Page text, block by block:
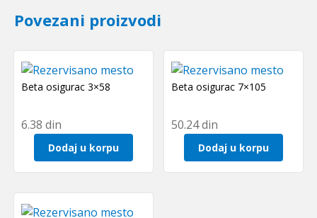
količina
Povezani proizvodi
Beta osigurac 3×58
6.38 din
Dodaj u korpu
Beta osigurac 7×105
50.24din
Dodaj u korpu